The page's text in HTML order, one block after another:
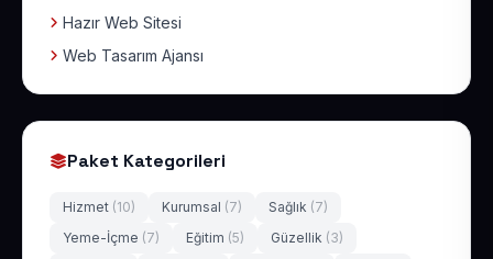
Hazır Web Sitesi
Web Tasarım Ajansı
Paket Kategorileri
Hizmet (10) Kurumsal (7) Sağlık (7)
Yeme-İçme (7) Eğitim (5) Güzellik (3)